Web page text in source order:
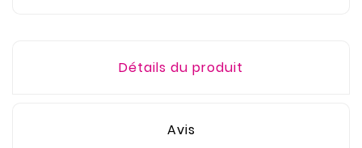
Détails du produit
Avis